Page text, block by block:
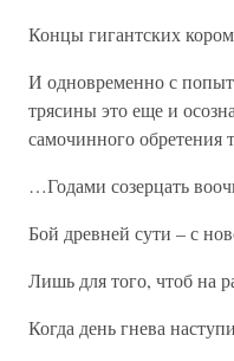
Концы гигантских
И одновременно с
трясины это еще и
самочинного обретения
…Годами созерцать
Бой древней сути – с
Лишь для того, чтоб на
Когда день гнева